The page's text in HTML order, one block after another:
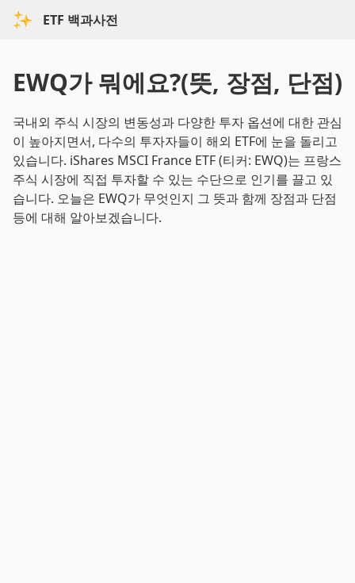
ETF 백과사전
EWQ가 뭐에요?(뜻, 장점, 단점)
국내외 주식 시장의 변동성과 다양한 투자 옵션에 대한 관심
이 높아지면서, 다수의 투자자들이 해외 ETF에 눈을 돌리고
있습니다. iShares MSCI France ETF (티커: EWQ)는 프랑스
주식 시장에 직접 투자할 수 있는 수단으로 인기를 끌고 있
습니다. 오늘은 EWQ가 무엇인지 그 뜻과 함께 장점과 단점
등에 대해 알아보겠습니다.